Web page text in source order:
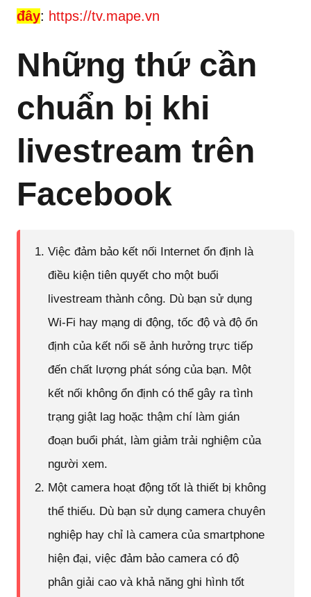
đây: https://tv.mape.vn
Những thứ cần
chuẩn bị khi
livestream trên
Facebook
Việc đảm bảo kết nối Internet ổn định là
điều kiện tiên quyết cho một buổi
livestream thành công. Dù bạn sử dụng
Wi-Fi hay mạng di động, tốc độ và độ ổn
định của kết nối sẽ ảnh hưởng trực tiếp
đến chất lượng phát sóng của bạn. Một
kết nối không ổn định có thể gây ra tình
trạng giật lag hoặc thậm chí làm gián
đoạn buổi phát, làm giảm trải nghiệm của
người xem.
Một camera hoạt động tốt là thiết bị không
thể thiếu. Dù bạn sử dụng camera chuyên
nghiệp hay chỉ là camera của smartphone
hiện đại, việc đảm bảo camera có độ
phân giải cao và khả năng ghi hình tốt